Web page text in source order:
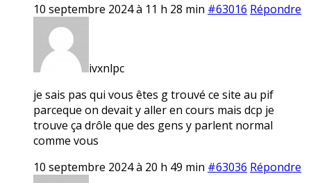
10 septembre 2024 à 11 h 28 min #63016 Répondre
ivxnlpc
je sais pas qui vous êtes g trouvé ce site au pif
parceque on devait y aller en cours mais dcp je
trouve ça drôle que des gens y parlent normal
comme vous
10 septembre 2024 à 20 h 49 min #63036 Répondre